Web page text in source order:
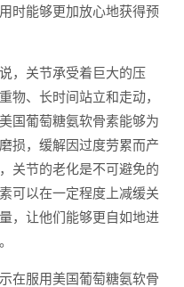
时能够更加放心地获得预
，关节承受着巨大的压
物、长时间站立和走动，
国葡萄糖氨软骨素能够为
损，缓解因过度劳累而产
关节的老化是不可避免的
可以在一定程度上减缓关
，让他们能够更自如地进
在服用美国葡萄糖氨软骨